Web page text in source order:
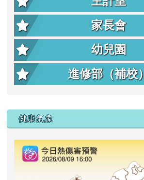
家長會
幼兒園
進修部（補校）
右邊區域內容
健康氣象